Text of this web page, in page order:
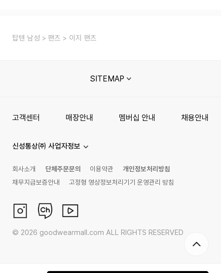
탑텐 남성 팬츠 이지 팬츠
SITEMAP
고객센터 매장안내 멤버십 안내 채용안내
신성통상㈜ 사업자정보
회사소개 단체주문문의 이용약관
개인정보처리방침
채무지급보증안내
고정형 영상정보처리기기 운영관리 방침
© 2026 goodwearmall.com ALL RIGHTS RESERVED